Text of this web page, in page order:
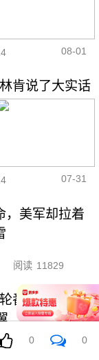
08-01
肯说了大实话
07-31
，美军却拉着
阅读 11829
番上天，美F-
0 0